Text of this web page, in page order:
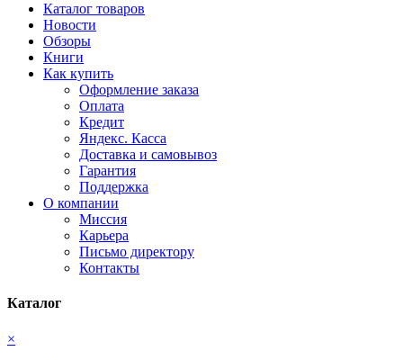
Каталог товаров
Новости
Обзоры
Книги
Как купить
Оформление заказа
Оплата
Кредит
Яндекс. Касса
Доставка и самовывоз
Гарантия
Поддержка
О компании
Миссия
Карьера
Письмо директору
Контакты
Каталог
×